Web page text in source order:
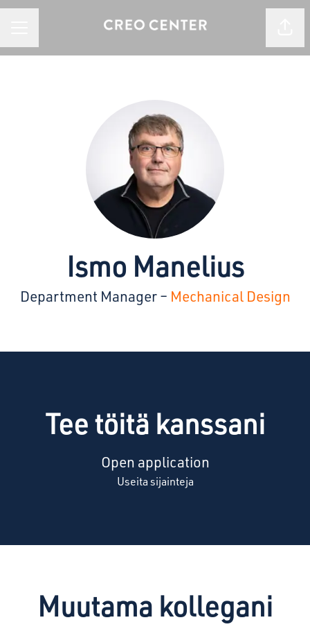
Ismo Manelius
Department Manager – Mechanical Design
Tee töitä kanssani
Open application
Useita sijainteja
Muutama kollegani